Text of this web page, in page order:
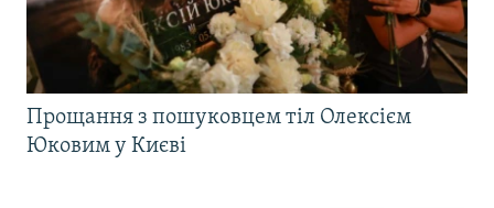
Прощання з пошуковцем тіл Олексієм
Юковим у Києві